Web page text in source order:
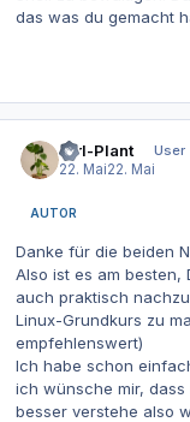
das was du gemacht
Ctrl-Plant
User
22. Mai22. Mai
AUTOR
Danke für die beiden
Also ist es am besten,
auch praktisch
Linux‑Grundkurs zu
empfehlenswert)
Ich habe schon
ich wünsche mir,
besser verstehe also